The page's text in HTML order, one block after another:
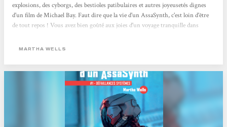
explosions, des cyborgs, des bestioles patibulaires et autres joyeusetés dignes
d'un film de Michael Bay. Faut dire que la vie d'un AssaSynth, c'est loin d'être
de tout repos ! Vous avez bien goûté aux joies d'un voyage tranquille dans
vous secouer bien comme il faut. J'ai profité d'un peu de temps entre deux
MARTHA WELLS